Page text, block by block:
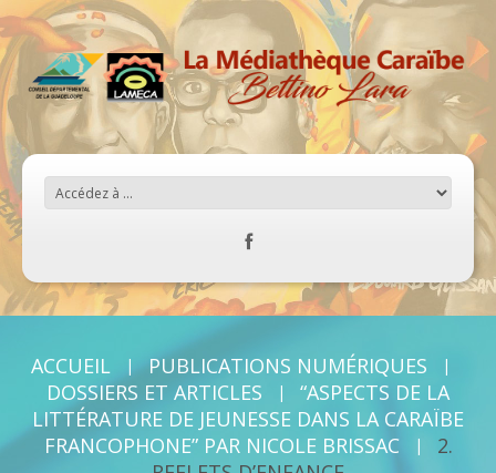
ACCUEIL
PUBLICATIONS NUMÉRIQUES
DOSSIERS ET ARTICLES
“ASPECTS DE LA
LITTÉRATURE DE JEUNESSE DANS LA CARAÏBE
FRANCOPHONE” PAR NICOLE BRISSAC
2.